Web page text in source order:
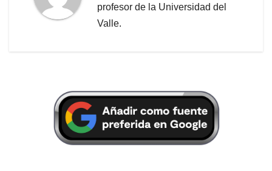
profesor de la Universidad del
Valle.